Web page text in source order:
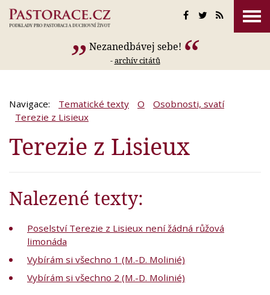
Nezanedbávej sebe!
-archív citátů
Navigace: Tematické texty O
Osobnosti, svatí
Terezie z Lisieux
Terezie z Lisieux
Nalezené texty:
Poselství Terezie z Lisieux není žádná růžová
limonáda
Vybírám si všechno 1 (M.-D. Molinié)
Vybírám si všechno 2 (M.-D. Molinié)